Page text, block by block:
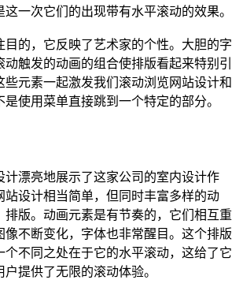
一次它们的出现带有水平滚动的效果。
目的，它反映了艺术家的个性。大胆的字
触发的动画的组合使排版看起来特别引
些元素一起激发我们滚动浏览网站设计和
使用菜单直接跳到一个特定的部分。
计漂亮地展示了这家公司的室内设计作
站设计相当简单，但同时丰富多样的动
排版。动画元素是有节奏的，它们相互重
像不断变化，字体也非常醒目。这个排版
个不同之处在于它的水平滚动，这给了它
提供了无限的滚动体验。